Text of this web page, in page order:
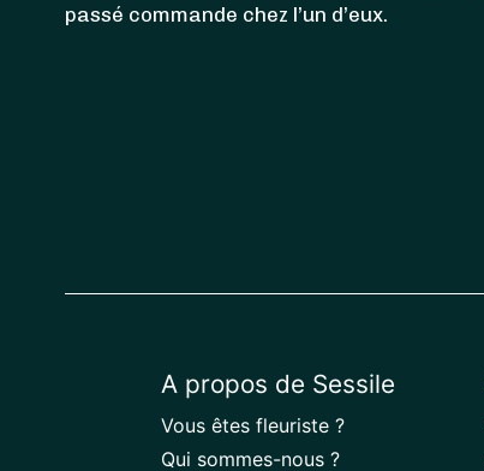
passé commande chez l’un d’eux.
A propos de Sessile
Vous êtes fleuriste ?
Qui sommes-nous ?